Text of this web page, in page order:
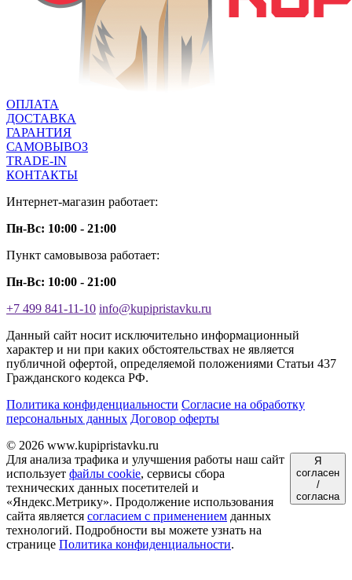
ОПЛАТА
ДОСТАВКА
ГАРАНТИЯ
САМОВЫВОЗ
TRADE-IN
КОНТАКТЫ
Интернет-магазин работает:
Пн-Вс: 10:00 - 21:00
Пункт самовывоза работает:
Пн-Вс: 10:00 - 21:00
+7 499 841-11-10 info@kupipristavku.ru
Данный сайт носит исключительно информационный
характер и ни при каких обстоятельствах не является
публичной офертой, определяемой положениями Статьи 437
Гражданского кодекса РФ.
Политика конфиденциальности Согласие на обработку
персональных данных Договор оферты
© 2026 www.kupipristavku.ru
Для анализа трафика и улучшения работы наш сайт
использует файлы cookie, сервисы сбора
технических данных посетителей и
«Яндекс.Метрику». Продолжение использования
сайта является согласием с применением данных
технологий. Подробности вы можете узнать на
странице Политика конфиденциальности.
Я
согласен
/
согласна